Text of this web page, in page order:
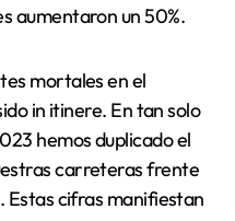
aumentaron un 50%.
mortales en el
in itinere. En tan solo
hemos duplicado el
carreteras frente
cifras manifiestan